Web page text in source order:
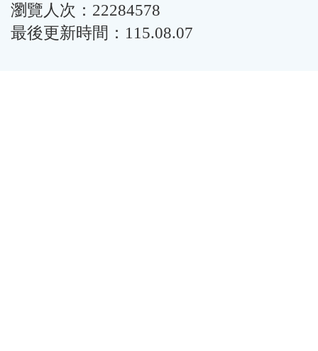
瀏覽人次：22284578
最後更新時間：115.08.07